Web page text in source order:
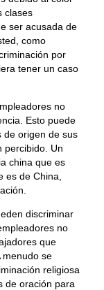
clases
ser acusada de
como
por
tener un caso
no
Esto puede
de origen de sus
percibido. Un
china que es
es de China,
discriminar
no
que
menudo se
religiosa
de oración para